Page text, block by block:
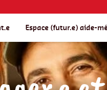
Espace (futur.e) aide-